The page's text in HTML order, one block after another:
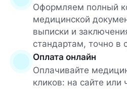
Оформляем полный
медицинской
выписки и
стандартам, точно в
Оплата онлайн
Оплачивайте
кликов: на сайте или